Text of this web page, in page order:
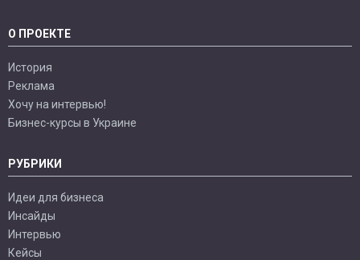
О ПРОЕКТЕ
История
Реклама
Хочу на интервью!
Бизнес-курсы в Украине
РУБРИКИ
Идеи для бизнеса
Инсайды
Интервью
Кейсы